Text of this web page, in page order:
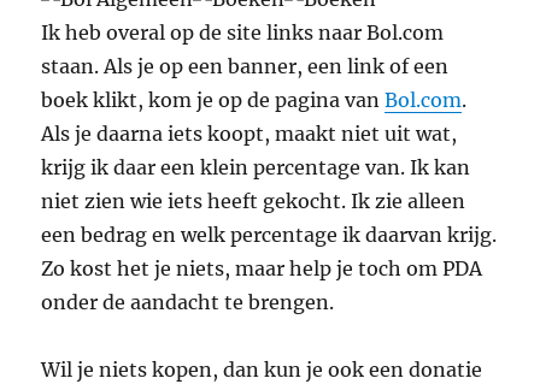
Ik heb overal op de site links naar Bol.com
staan. Als je op een banner, een link of een
boek klikt, kom je op de pagina vanBol.com.
Als je daarna iets koopt, maakt niet uit wat,
krijg ik daar een klein percentage van. Ik kan
niet zien wie iets heeft gekocht. Ik zie alleen
een bedrag en welk percentage ik daarvan krijg.
Zo kost het je niets, maar help je toch om PDA
onder de aandacht te brengen.
Wil je niets kopen, dan kun je ook een donatie